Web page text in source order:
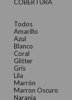
COBERTURA
Todos
Amarillo
Azul
Blanco
Coral
Glitter
Gris
Lila
Marrón
Marron Oscuro
Naranja